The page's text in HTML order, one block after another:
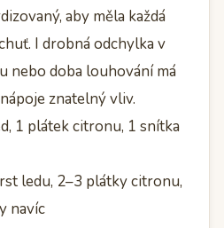
aby měla každá
I drobná odchylka v
nebo doba louhování má
znatelný vliv.
1 plátek citronu, 1 snítka
ledu, 2–3 plátky citronu,
navíc